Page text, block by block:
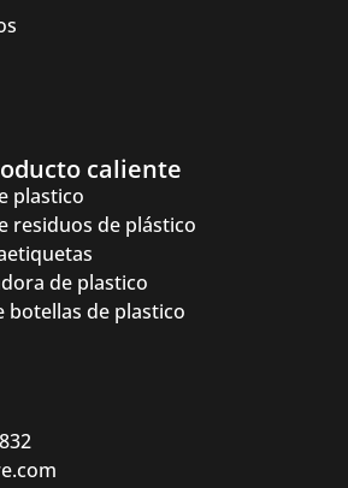
caliente
plastico
residuos de plástico
de plastico
de plastico